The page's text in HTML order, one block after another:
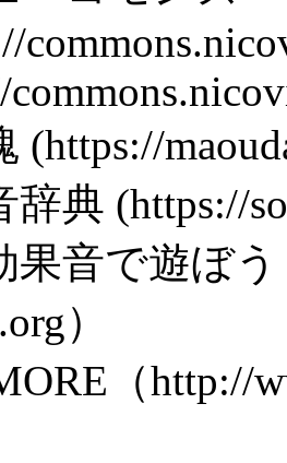
(https://
で遊ぼう
）
（http://